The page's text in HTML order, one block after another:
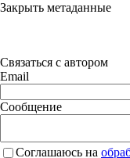
Закрыть метаданные
Связаться с автором
Email
Сообщение
Соглашаюсь на